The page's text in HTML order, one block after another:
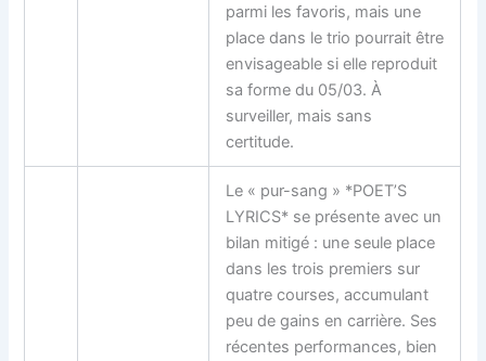
parmi les favoris, mais une
place dans le trio pourrait être
envisageable si elle reproduit
sa forme du 05/03. À
surveiller, mais sans
certitude.
Le « pur-sang » *POET’S
LYRICS* se présente avec un
bilan mitigé : une seule place
dans les trois premiers sur
quatre courses, accumulant
peu de gains en carrière. Ses
récentes performances, bien